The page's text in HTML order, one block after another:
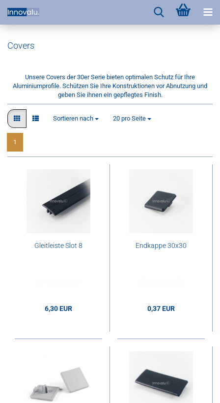
Covers
Unsere Covers der 30er Serie bieten optimalen Schutz für Ihre
Aluminiumprofile. Schützen Sie Ihre Konstruktionen vor Abnutzung und
geben Sie ihnen ein gepflegtes Finish.
Sortieren nach
Sortieren nach 20 pro Seite
pro Seite
1
Gleitleiste Slot 8
6,30 EUR
Endkappe 30x30
0,37 EUR